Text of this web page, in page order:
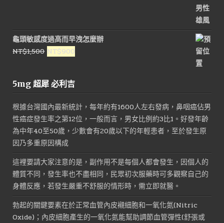
龜頭敏感度過高而早洩怎麼辦
NT$1,500 原
格：
NT$900
5mg 超犀 必利吉
根據台灣國內最新統計，每年約有1600人左右發病，鼻咽癌佔男
性癌症發生率之第12位，一般而言，男女比例約3比1。好發年齡
為中年40至50歲，少數會有20歲以下的年輕患者，至於發生原
因乃多重原因構成
這裡要請大家注意的是，副作用不是每個人都會發生，因個人的
體質不同，發生率也不盡相同，民眾初次服藥時可多觀察自己的
身體反應，若發生嚴重不舒服的情形時，需立即就醫。
勃起的關鍵要素在於正常血管內皮襯細胞和一氧化氮(Nitric
Oxide)；內皮細胞產生的一氧化氮能幫助調節血管彈性(舒張或